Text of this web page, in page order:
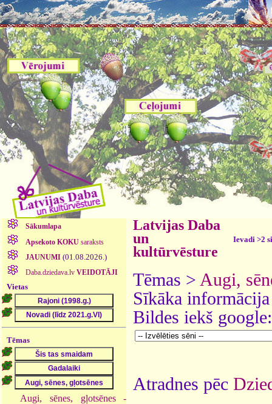
Sākumlapa
Apsekoto KOKUsaraksts
JAUNUMI (01.08.2026.)
Daba.dziedava.lv VEIDOTĀJI
Vietas
Tēmas
Augi, sēnes, gļotsēnes -
Latvijas Daba
un
kultūrvēsture
Ievadi >2
Tēmas > Augi,
Sīkāka
Bildes iekš
Atradnes pēc